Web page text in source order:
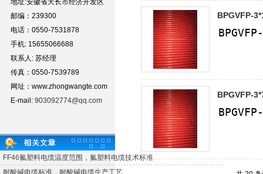
地址:安徽省天长市经济开发区
邮编：239300
电话：0550-7531878
手机: 15655066688
联系人: 苏经理
传真：0550-7539789
网址：www.zhongwangte.com
E-mail: 903092774@qq.com
FF46氟塑料电缆温度范围，氟塑料电缆技术标准
耐酸碱电缆标准，耐酸碱电缆生产工艺
BPGVFP-
BPGVFP-